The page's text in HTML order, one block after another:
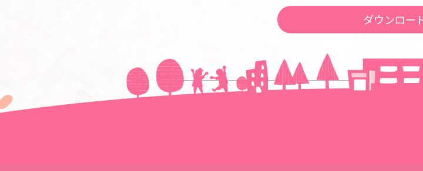
ダウンロー
＜＜前の記事へ